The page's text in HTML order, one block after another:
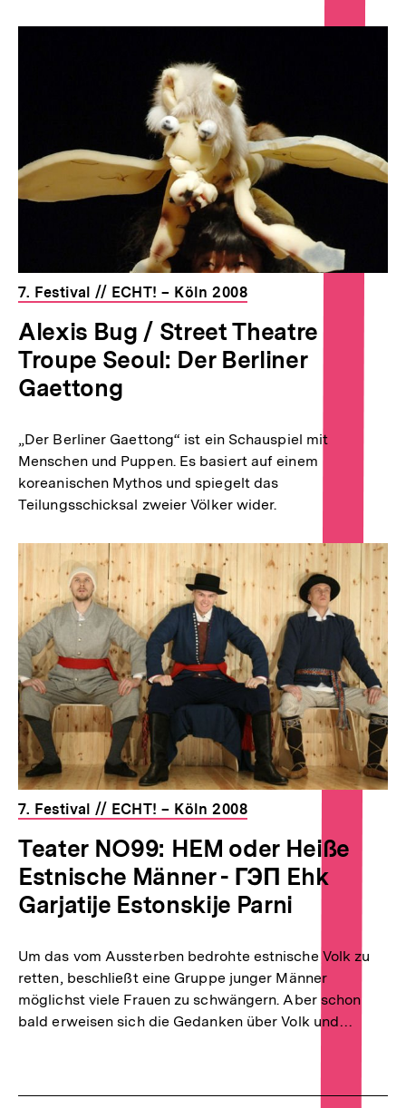
7. Festival // ECHT! – Köln 2008
Alexis Bug / Street Theatre
Troupe Seoul: Der Berliner
Gaettong
„Der Berliner Gaettong“ ist ein Schauspiel mit
Menschen und Puppen. Es basiert auf einem
koreanischen Mythos und spiegelt das
Teilungsschicksal zweier Völker wider.
7. Festival // ECHT! – Köln 2008
Teater NO99: HEM oder Heiße
Estnische Männer - ГЭП Ehk
Garjatije Estonskije Parni
Um das vom Aussterben bedrohte estnische Volk zu
retten, beschließt eine Gruppe junger Männer
möglichst viele Frauen zu schwängern. Aber schon
bald erweisen sich die Gedanken über Volk und…